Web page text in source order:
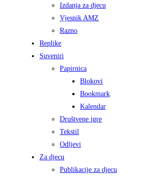
Izdanja za djecu
Vjesnik AMZ
Razno
Replike
Suveniri
Papirnica
Blokovi
Bookmark
Kalendar
Društvene igre
Tekstil
Odljevi
Za djecu
Publikacije za djecu